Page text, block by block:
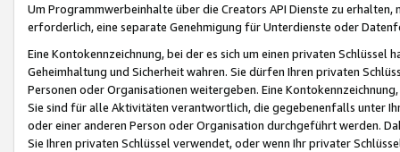
Um Programmwerbeinhalte über die Creators API Dienste zu
erforderlich, eine separate Genehmigung für Unterdienste oder
Eine Kontokennzeichnung, bei der es sich um einen privaten
Geheimhaltung und Sicherheit wahren. Sie dürfen Ihren privaten
Personen oder Organisationen weitergeben. Eine
Sie sind für alle Aktivitäten verantwortlich, die gegebenenfalls unter
oder einer anderen Person oder Organisation durchgeführt werden.
Sie Ihren privaten Schlüssel verwendet, oder wenn Ihr privater